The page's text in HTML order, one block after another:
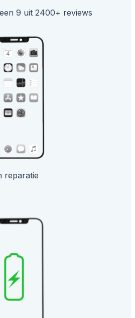
9 uit 2400+ reviews
reparatie